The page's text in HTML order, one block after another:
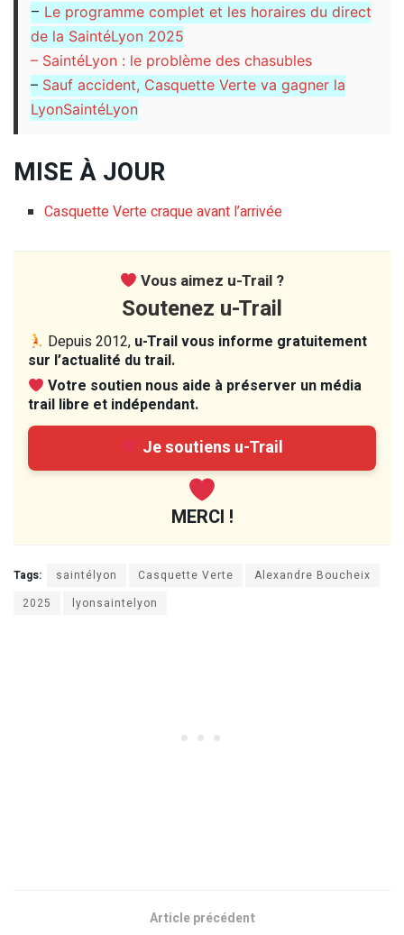
– Le programme complet et les horaires du direct
de la SaintéLyon 2025
– SaintéLyon : le problème des chasubles
– Sauf accident, Casquette Verte va gagner la
LyonSaintéLyon
MISE À JOUR
Casquette Verte craque avant l’arrivée
Vous aimez u-Trail ?
Soutenez u-Trail
Depuis 2012, u-Trail vous informe gratuitement
sur l’actualité du trail.
Votre soutien nous aide à préserver un média
trail libre et indépendant.
Je soutiens u-Trail
MERCI !
Tags: saintélyon Casquette Verte
Alexandre Boucheix
2025
lyonsaintelyon
Article précédent